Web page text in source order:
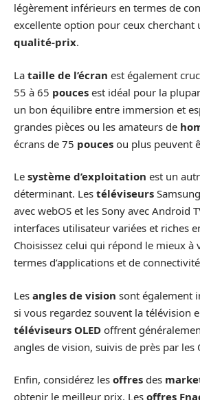
légèrement inférieurs en termes de
excellente option pour ceux cherchant
qualité-prix.
La taille de l’écran est également
55 à 65 pouces est idéal pour la
un bon équilibre entre immersion et
grandes pièces ou les amateurs de
écrans de 75 pouces ou plus peuvent
Le système d’exploitation est un
déterminant. Les téléviseurs
avec webOS et les Sony avec Android
interfaces utilisateur variées et riches
Choisissez celui qui répond le mieux à
termes d’applications et de
Les angles de vision sont également
si vous regardez souvent la télévision
téléviseurs OLED offrent
angles de vision, suivis de près par les
Enfin, considérez les offres des
obtenir le meilleur prix. Les offres